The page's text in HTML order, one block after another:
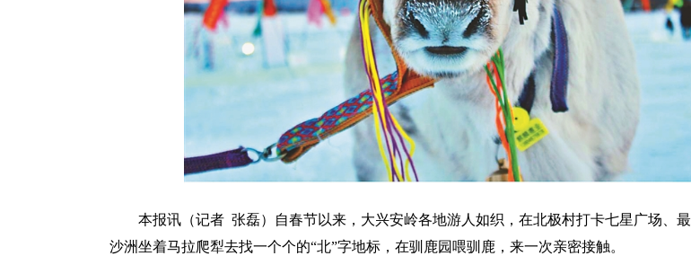
本报讯（记者 张磊）自春节以来，大兴安岭各地游人如织，在北极村打卡七星广场、
沙洲坐着马拉爬犁去找一个个的“北”字地标，在驯鹿园喂驯鹿，来一次亲密接触。